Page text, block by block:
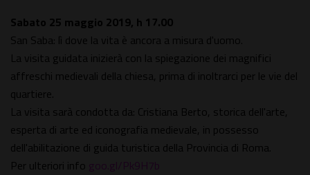
Sabato 25 maggio 2019, h 17.00
San Saba: lì dove la vita è ancora a misura d'uomo.
La visita guidata inizierà con la spiegazione dei magnifici
affreschi medievali della chiesa, prima di inoltrarci per le vie del
quartiere.
La visita sarà condotta da: Cristiana Berto, storica dell'arte,
esperta di arte ed iconografia medievale, in possesso
dell'abilitazione di guida turistica della Provincia di Roma.
Per ulteriori info goo.gl/Pk9H7b